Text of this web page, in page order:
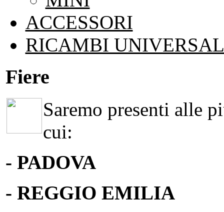
ACCESSORI
RICAMBI
Fiere
Saremo presenti alle
cui:
- PADOVA
- REGGIO EMILIA